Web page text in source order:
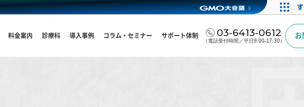
料金案内 診療科 導入事例 コラム・セミナー サポート体制 03-6413-0612
（電話受付時間／平日9:00-17:30）
お